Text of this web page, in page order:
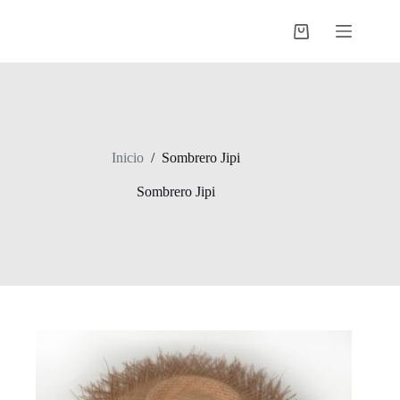
Shopping
Inicio / Sombrero Jipi
Sombrero Jipi